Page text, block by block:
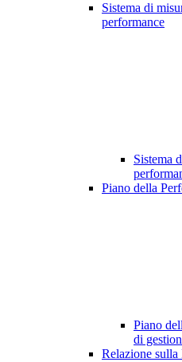
Sistema di
performance
Sistema
Piano della
Piano
di
Relazione sulla